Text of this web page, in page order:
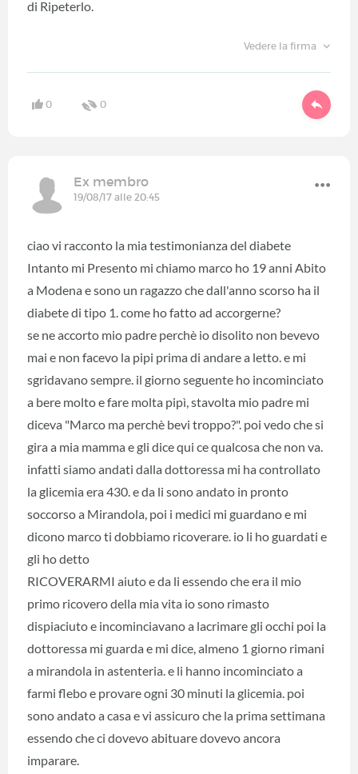
di Ripeterlo.
Vedere la firma
0 0
Ex membro
19/08/17 alle 20:45
ciao vi racconto la mia testimonianza del diabete
Intanto mi Presento mi chiamo marco ho 19 anni Abito
a Modena e sono un ragazzo che dall'anno scorso ha il
diabete di tipo 1. come ho fatto ad accorgerne?
se ne accorto mio padre perchè io disolito non bevevo
mai e non facevo la pipi prima di andare a letto. e mi
sgridavano sempre. il giorno seguente ho incominciato
a bere molto e fare molta pipì, stavolta mio padre mi
diceva "Marco ma perchè bevi troppo?". poi vedo che si
gira a mia mamma e gli dice qui ce qualcosa che non va.
infatti siamo andati dalla dottoressa mi ha controllato
la glicemia era 430. e da li sono andato in pronto
soccorso a Mirandola, poi i medici mi guardano e mi
dicono marco ti dobbiamo ricoverare. io li ho guardati e
gli ho detto
RICOVERARMI aiuto e da li essendo che era il mio
primo ricovero della mia vita io sono rimasto
dispiaciuto e incominciavano a lacrimare gli occhi poi la
dottoressa mi guarda e mi dice, almeno 1 giorno rimani
a mirandola in astenteria. e li hanno incominciato a
farmi flebo e provare ogni 30 minuti la glicemia. poi
sono andato a casa e vi assicuro che la prima settimana
essendo che ci dovevo abituare dovevo ancora
imparare.